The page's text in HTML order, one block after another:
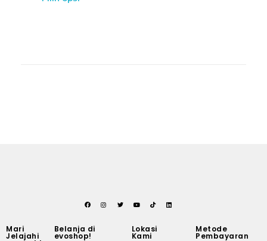
Mari
Jelajahi
Belanja di
evoshop!
Lokasi
Kami
Metode
Pembayaran